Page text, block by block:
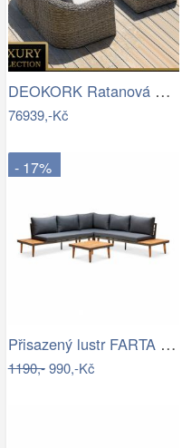
DEOKORK Ratanová modulová sestava…
76939,-Kč
- 17%
Přisazený lustr FARTA 5xE27/60W/230V…
1190,-990,-Kč